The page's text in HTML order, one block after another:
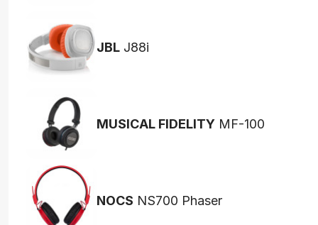
JBL J88i
MUSICAL FIDELITY MF-100
NOCS NS700 Phaser